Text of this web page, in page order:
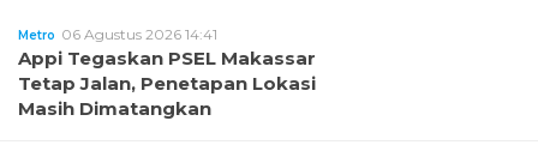
Metro 06 Agustus 2026 14:41
Appi Tegaskan PSEL Makassar
Tetap Jalan, Penetapan Lokasi
Masih Dimatangkan